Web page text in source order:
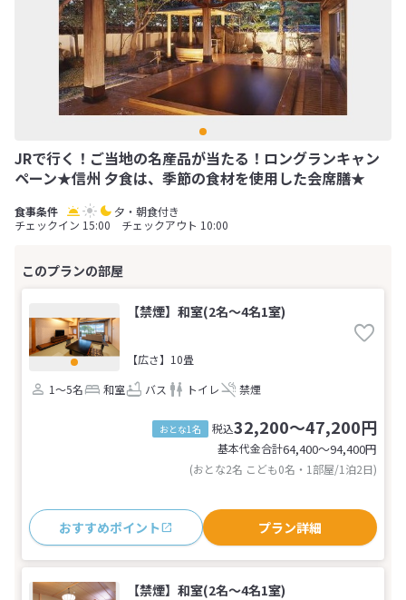
JRで行く！ご当地の名産品が当たる！ロングランキャン
ペーン★信州 夕食は、季節の食材を使用した会席膳★
夕・朝食付き
チェックイン 15:00 チェックアウト 10:00
【禁煙】和室(2名～4名1室)
【広さ】10畳
1～5名
和室 バス トイレ 禁煙
おとな1名 税込32,200～47,200円
基本代金合計64,400〜94,400円
(おとな2名 こども0名・1部屋/1泊2日)
おすすめポイント プラン詳細
【禁煙】和室(2名～4名1室)